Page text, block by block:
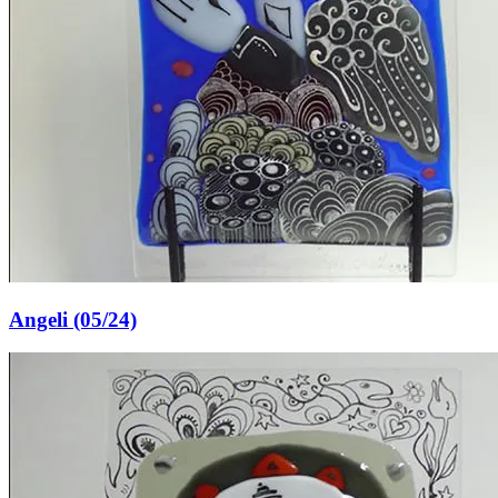
Angeli (05/24)